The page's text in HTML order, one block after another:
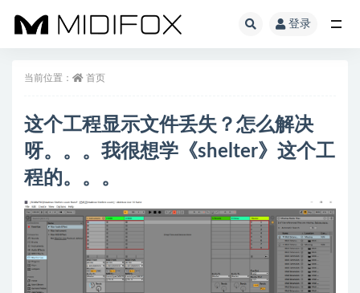
登录
当前位置： 首页
这个工程显示文件丢失？怎么解决
呀。。。我很想学《shelter》这个工
程的。。。